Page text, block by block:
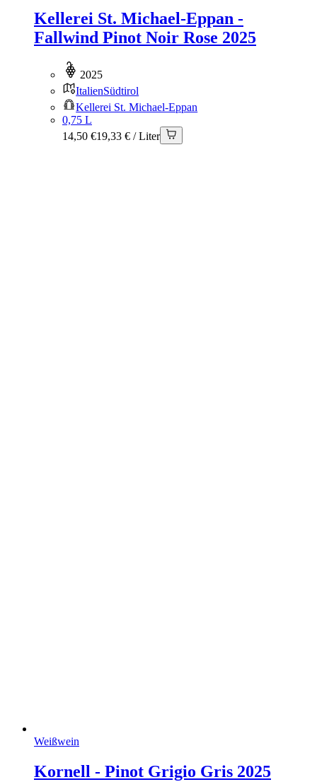
Kellerei St. Michael-Eppan -
Fallwind Pinot Noir Rose 2025
2025
ItalienSüdtirol
Kellerei St. Michael-Eppan
0,75 L
14,50 €19,33 € / Liter
Weißwein
Kornell - Pinot Grigio Gris 2025